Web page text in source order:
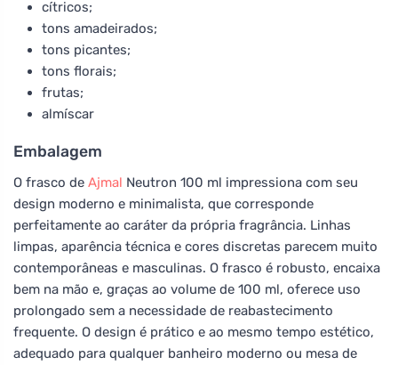
cítricos;
tons amadeirados;
tons picantes;
tons florais;
frutas;
almíscar
Embalagem
O frasco de Ajmal Neutron 100 ml impressiona com seu
design moderno e minimalista, que corresponde
perfeitamente ao caráter da própria fragrância. Linhas
limpas, aparência técnica e cores discretas parecem muito
contemporâneas e masculinas. O frasco é robusto, encaixa
bem na mão e, graças ao volume de 100 ml, oferece uso
prolongado sem a necessidade de reabastecimento
frequente. O design é prático e ao mesmo tempo estético,
adequado para qualquer banheiro moderno ou mesa de